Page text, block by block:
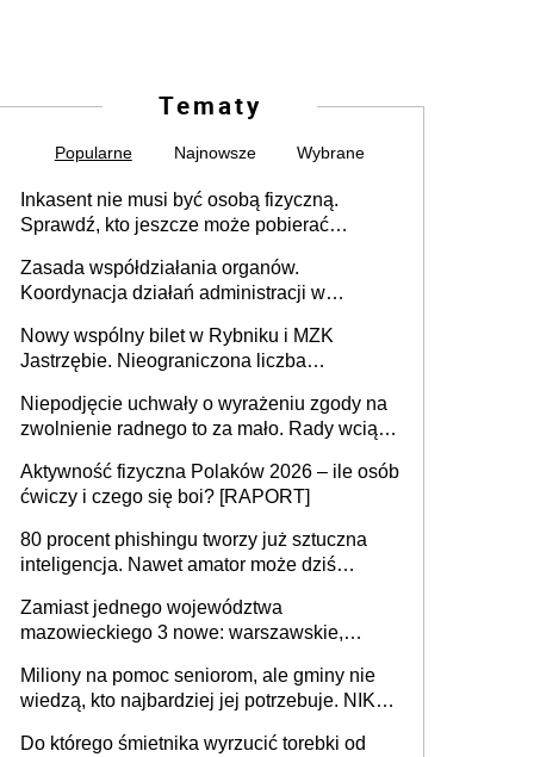
Tematy
Popularne Najnowsze Wybrane
Inkasent nie musi być osobą fizyczną.
Sprawdź, kto jeszcze może pobierać
Zasada współdziałania organów.
Koordynacja działań administracji w
Nowy wspólny bilet w Rybniku i MZK
Jastrzębie. Nieograniczona liczba
Niepodjęcie uchwały o wyrażeniu zgody na
zwolnienie radnego to za mało. Rady wciąż
rozstrzygać sprawy
Aktywność fizyczna Polaków 2026 – ile osób
ćwiczy i czego się boi? [RAPORT]
80 procent phishingu tworzy już sztuczna
inteligencja. Nawet amator może dziś
Zamiast jednego województwa
mazowieckiego 3 nowe: warszawskie,
Europie nie ma tak dużych jednostek
stołecznych
Miliony na pomoc seniorom, ale gminy nie
wiedzą, kto najbardziej jej potrzebuje. NIK
Do którego śmietnika wyrzucić torebki od